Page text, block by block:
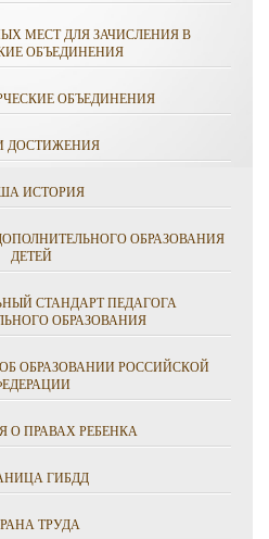
МЕСТ ДЛЯ ЗАЧИСЛЕНИЯ В
ОБЪЕДИНЕНИЯ
ОБЪЕДИНЕНИЯ
ДОСТИЖЕНИЯ
ИСТОРИЯ
ОБРАЗОВАНИЯ
ДЕТЕЙ
СТАНДАРТ ПЕДАГОГА
ОБРАЗОВАНИЯ
ОБРАЗОВАНИИ РОССИЙСКОЙ
О ПРАВАХ РЕБЕНКА
ГИБДД
ТРУДА